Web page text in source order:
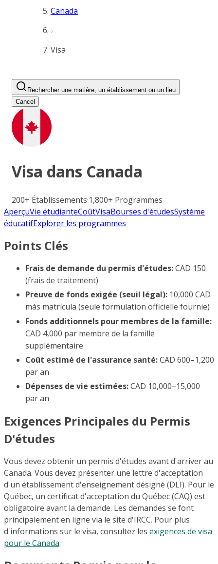
Canada
Visa
Rechercher une matière, un établissement ou un lieu
Cancel
Visa dans Canada
200+ Établissements·1,800+ Programmes
AperçuVie étudianteCoûtVisaBourses d'étudesSystème
éducatifExplorer les programmes
Points Clés
Frais de demande du permis d'études:CAD 150
(frais de traitement)
Preuve de fonds exigée (seuil légal): 10,000 CAD
más matrícula (seule formulation officielle fournie)
Fonds additionnels pour membres de la famille:
CAD 4,000 par membre de la famille
supplémentaire
Coût estimé de l'assurance santé:CAD 600–1,200
par an
Dépenses de vie estimées:CAD 10,000–15,000
par an
Exigences Principales du Permis
D'études
Vous devez obtenir un permis d'études avant d'arriver au
Canada. Vous devez présenter une lettre d'acceptation
d'un établissement d'enseignement désigné (DLI). Pour le
Québec, un certificat d'acceptation du Québec (CAQ) est
obligatoire avant la demande. Les demandes se font
principalement en ligne via le site d'IRCC. Pour plus
d'informations sur le visa, consultez les exigences de visa
pour le Canada.